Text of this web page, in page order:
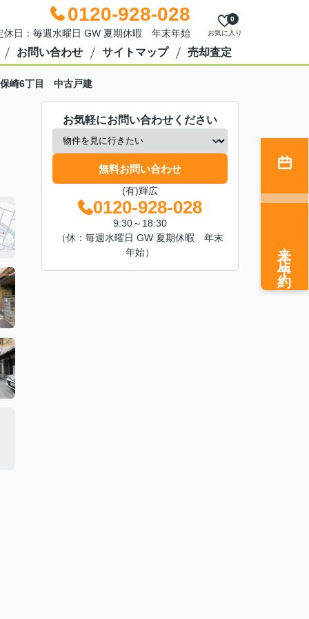
0120-928-028
日：毎週水曜日 GW 夏期休暇 年末年始 お気に入り
0
お問い合わせ サイトマップ 売却査定
崎6丁目 中古戸建
お気軽にお問い合わせください
無料お問い合わせ
(有)輝広
0120-928-028
9:30～18:30
（休：毎週水曜日 GW 夏期休暇 年末
年始）
来店予約